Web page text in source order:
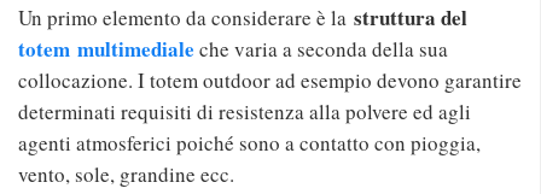
Un primo elemento da considerare è la struttura del
totem multimediale che varia a seconda della sua
collocazione. I totem outdoor ad esempio devono garantire
determinati requisiti di resistenza alla polvere ed agli
agenti atmosferici poiché sono a contatto con pioggia,
vento, sole, grandine ecc.